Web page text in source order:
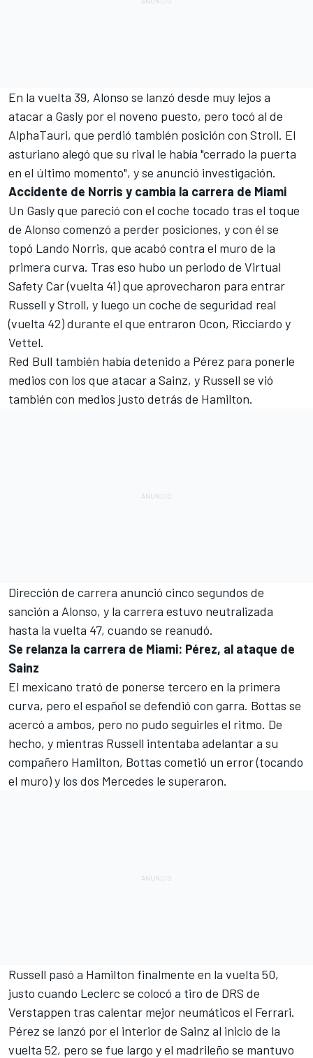
En la vuelta 39, Alonso se lanzó desde muy lejos a
atacar a Gasly por el noveno puesto, pero tocó al de
AlphaTauri, que perdió también posición con Stroll. El
asturiano alegó que su rival le había "cerrado la puerta
en el último momento", y se anunció investigación.
Accidente de Norris y cambia la carrera de Miami
Un Gasly que pareció con el coche tocado tras el toque
de Alonso comenzó a perder posiciones, y con él se
topó Lando Norris, que acabó contra el muro de la
primera curva. Tras eso hubo un periodo de Virtual
Safety Car (vuelta 41) que aprovecharon para entrar
Russell y Stroll, y luego un coche de seguridad real
(vuelta 42) durante el que entraron Ocon, Ricciardo y
Vettel.
Red Bull también había detenido a Pérez para ponerle
medios con los que atacar a Sainz, y Russell se vió
también con medios justo detrás de Hamilton.
Dirección de carrera anunció cinco segundos de
sanción a Alonso, y la carrera estuvo neutralizada
hasta la vuelta 47, cuando se reanudó.
Se relanza la carrera de Miami: Pérez, al ataque de
Sainz
El mexicano trató de ponerse tercero en la primera
curva, pero el español se defendió con garra. Bottas se
acercó a ambos, pero no pudo seguirles el ritmo. De
hecho, y mientras Russell intentaba adelantar a su
compañero Hamilton, Bottas cometió un error (tocando
el muro) y los dos Mercedes le superaron.
Russell pasó a Hamilton finalmente en la vuelta 50,
justo cuando Leclerc se colocó a tiro de DRS de
Verstappen tras calentar mejor neumáticos el Ferrari.
Pérez se lanzó por el interior de Sainz al inicio de la
vuelta 52, pero se fue largo y el madrileño se mantuvo